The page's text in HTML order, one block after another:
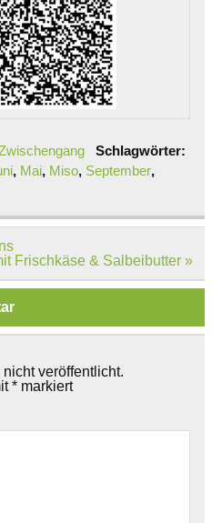
Schlagwörter:
, Mai, Miso, September,
Frischkäse & Salbeibutter »
veröffentlicht.
* markiert